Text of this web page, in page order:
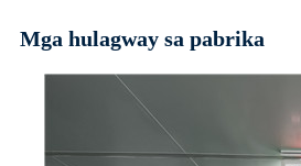
Mga hulagway sa pabrika